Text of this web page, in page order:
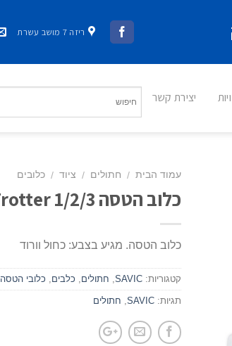
ריזה 7 מושב עשרת
יצירת קשר
עמוד הבית / חתולים / ציוד / כלובים
כלוב הטסה Trotter 1/2/3
כלוב הטסה. מגיע בצבע: כחול וורוד
קטגוריות: SAVIC
, חתולים, כלבים, כלובי הטסה
תגיות: SAVIC
, חתולים